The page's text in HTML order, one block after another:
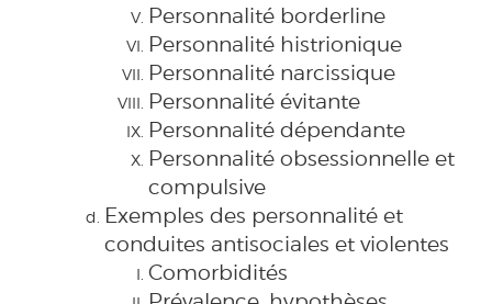
Personnalité borderline
Personnalité histrionique
Personnalité narcissique
Personnalité évitante
Personnalité dépendante
Personnalité obsessionnelle et
compulsive
Exemples des personnalité et
conduites antisociales et violentes
Comorbidités